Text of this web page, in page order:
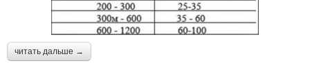
читать дальше →